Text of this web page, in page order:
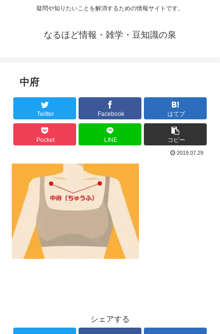
疑問や知りたいことを解消するための情報サイトです。
なるほど情報・雑学・豆知識の泉
中府
Twitter Facebook はてブ
Pocket LINE コピー
2019.07.29
シェアする